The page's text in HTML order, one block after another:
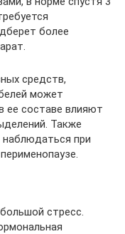
более
средств,
может
ее составе влияют
Также
при
стресс.